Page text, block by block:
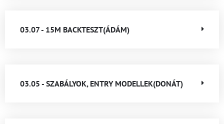
03.07 - 15M BACKTESZT(ÁDÁM)
03.05 - SZABÁLYOK, ENTRY MODELLEK(DONÁT)